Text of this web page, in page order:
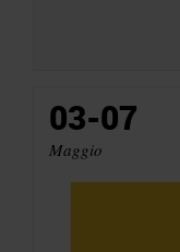
03-07
Maggio